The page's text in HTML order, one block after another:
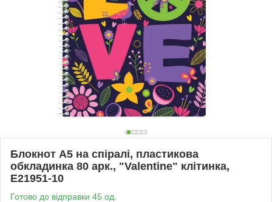
Блокнот А5 на спіралі, пластикова
обкладинка 80 арк., "Valentine" клітинка,
Е21951-10
Готово до відправки 45 од.